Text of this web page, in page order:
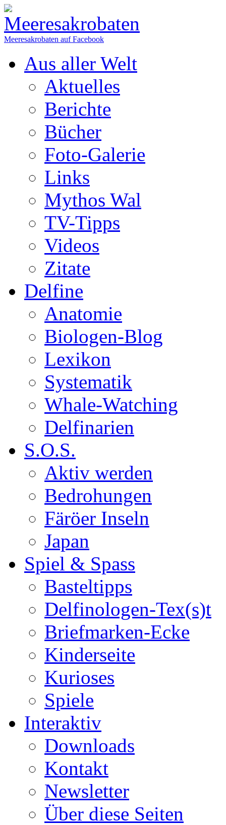
Meeresakrobaten auf Facebook
Aus aller Welt
Aktuelles
Berichte
Bücher
Foto-Galerie
Links
Mythos Wal
TV-Tipps
Videos
Zitate
Delfine
Anatomie
Biologen-Blog
Lexikon
Systematik
Whale-Watching
Delfinarien
S.O.S.
Aktiv werden
Bedrohungen
Färöer Inseln
Japan
Spiel & Spass
Basteltipps
Delfinologen-Tex(s)t
Briefmarken-Ecke
Kinderseite
Kurioses
Spiele
Interaktiv
Downloads
Kontakt
Newsletter
Über diese Seiten